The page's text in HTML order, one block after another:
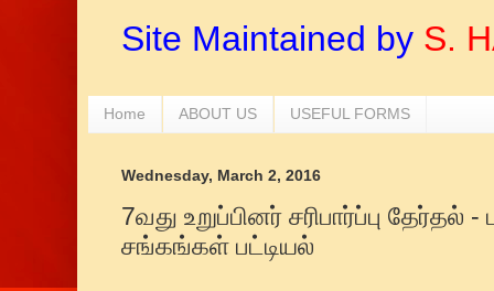
Site Maintained by S.
Home ABOUT US USEFUL FORMS
Wednesday, March 2, 2016
7வது உறுப்பினர் சரிபார்ப்பு தேர்தல்
சங்கங்கள் பட்டியல்